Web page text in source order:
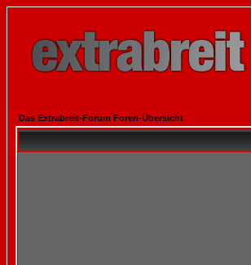
Das Extrabreit-Forum Foren-Übersicht